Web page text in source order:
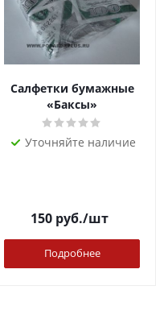
Салфетки бумажные
«Баксы»
Уточняйте наличие
150руб./шт
Подробнее